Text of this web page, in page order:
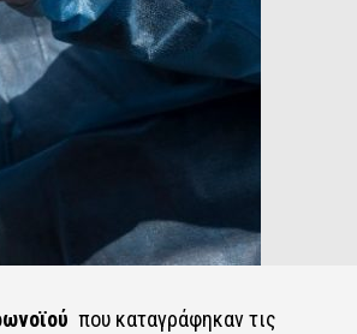
που καταγράφηκαν τις